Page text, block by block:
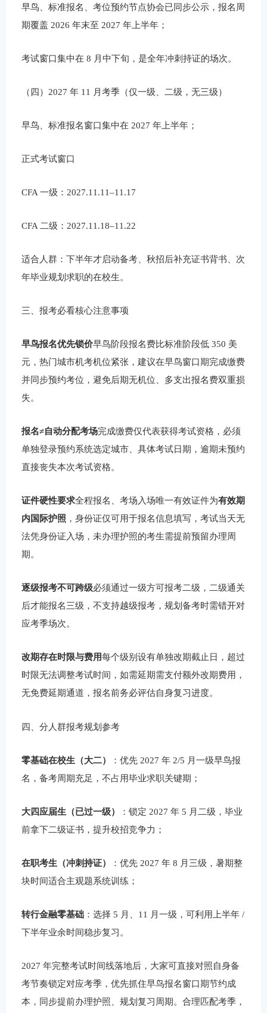
早鸟、标准报名、考位预约节点协会已同步公示，报名周
期覆盖 2026 年末至 2027 年上半年；
考试窗口集中在 8 月中下旬，是全年冲刺持证的场次。
（四）2027 年 11 月考季（仅一级、二级，无三级）
早鸟、标准报名窗口集中在 2027 年上半年；
正式考试窗口
CFA 一级：2027.11.11–11.17
CFA 二级：2027.11.18–11.22
适合人群：下半年才启动备考、秋招后补充证书背书、次
年毕业规划求职的在校生。
三、报考必看核心注意事项
早鸟报名优先锁价早鸟阶段报名费比标准阶段低 350 美
元，热门城市机考机位紧张，建议在早鸟窗口期完成缴费
并同步预约考位，避免后期无机位、多支出报名费双重损
失。
报名≠自动分配考场完成缴费仅代表获得考试资格，必须
单独登录预约系统选定城市、具体考试日期，逾期未预约
直接丧失本次考试资格。
证件硬性要求全程报名、考场入场唯一有效证件为有效期
内国际护照 ，身份证仅可用于报名信息填写，考试当天无
法凭身份证入场，未办理护照的考生需提前预留办理周
期。
逐级报考不可跨级必须通过一级方可报考二级，二级通关
后才能报名三级，不支持越级报考，规划备考时需错开对
应考季场次。
改期存在时限与费用每个级别设有单独改期截止日，超过
时限无法调整考试时间，如需延期需支付额外改期费用，
无免费延期通道，报名前务必评估自身复习进度。
四、分人群报考规划参考
零基础在校生（大二）
：优先 2027 年 2/5 月一级早鸟报
名，备考周期充足，不占用毕业求职关键期；
大四应届生（已过一级）
：锁定 2027 年 5 月二级，毕业
前拿下二级证书，提升校招竞争力；
在职考生（冲刺持证）
：优先 2027 年 8 月三级，暑期整
块时间适合主观题系统训练；
转行金融零基础 ：选择 5 月、11 月一级，可利用上半年 /
下半年业余时间稳步复习。
2027 年完整考试时间线落地后，大家可直接对照自身备
考节奏锁定对应考季，优先抓住早鸟报名窗口期节约成
本，同步提前办理护照、规划复习周期。合理匹配考季，